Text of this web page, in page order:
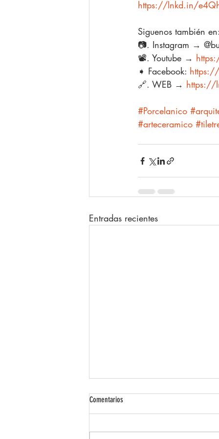
https://lnkd.in/
Siguenos también
📷. Instagram →
📽️. Youtube →
➧ Facebook:
🔗. WEB → https://
#Porcelanico
#arteceramico
Entradas recientes
Comentarios